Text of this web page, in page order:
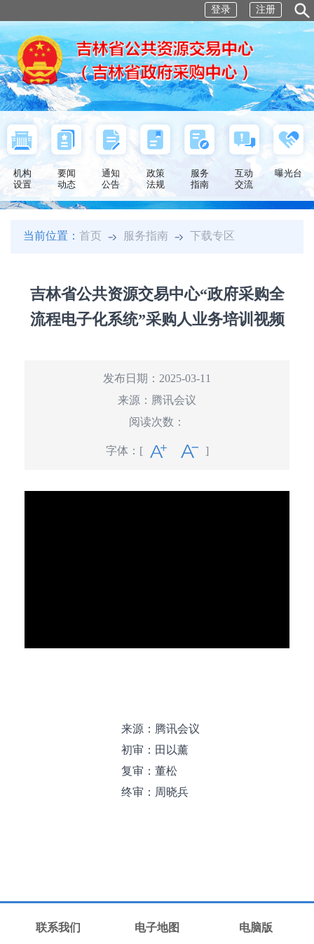
登录 注册
机构
设置
要闻
动态
通知
公告
政策
法规
服务
指南
互动
交流
曝光台
当前位置：首页 服务指南 下载专区
吉林省公共资源交易中心“政府采购全
流程电子化系统”采购人业务培训视频
发布日期：2025-03-11
来源： 腾讯会议
阅读次数：
字体： [ ]
来源： 腾讯会议
初审：田以薰
复审：董松
终审：周晓兵
联系我们 电子地图 电脑版